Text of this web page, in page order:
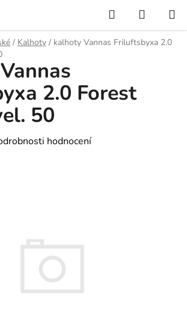
Hledat
KOŠÍK
/ Kalhoty / kalhoty Vannas Friluftsbyxa 2.0
2.0 Forest
50
hodnocení